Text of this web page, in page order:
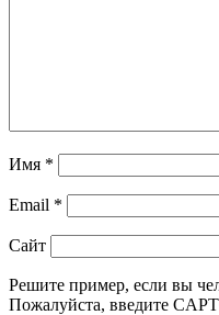
Имя *
Email *
Сайт
Решите пример, если вы
Пожалуйста, введите